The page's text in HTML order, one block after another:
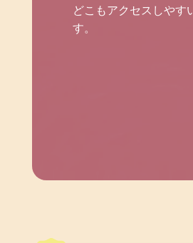
どこもアクセスしやす
す。